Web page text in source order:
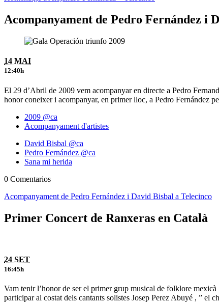
Acompanyament de Pedro Fernández i
14 MAI
12:40h
El 29 d’Abril de 2009 vem acompanyar en directe a Pedro
honor coneixer i acompanyar, en primer lloc, a Pedro Fernández
2009 @ca
Acompanyament d'artistes
David Bisbal @ca
Pedro Fernández @ca
Sana mi herida
0 Comentarios
Acompanyament de Pedro Fernández i David Bisbal a Telecinco
Primer Concert de Ranxeras en Català
24 SET
16:45h
Vam tenir l’honor de ser el primer grup musical de folklore mexicà
participar al costat dels cantants solistes Josep Perez Abuyé , ”